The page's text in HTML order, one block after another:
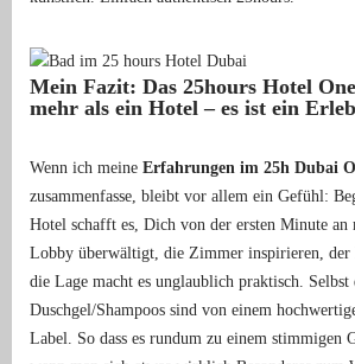
Mein Fazit: Das 25hours Hotel
mehr als ein Hotel – es ist ein
Wenn ich meine Erfahrungen im 25h Dubai
zusammenfasse, bleibt vor allem ein Gefühl:
Hotel schafft es, Dich von der ersten Minute an
Lobby überwältigt, die Zimmer inspirieren, der
die Lage macht es unglaublich praktisch. Selbst
Duschgel/Shampoos sind von einem
Label. So dass es rundum zu einem stimmigen